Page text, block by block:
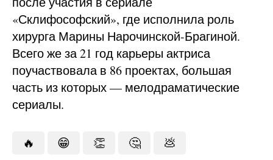
«Склифософский», где исполнила роль
хирурга Марины Нарочинской-Брагиной.
Всего же за 21 год карьеры актриса
поучаствовала в 86 проектах, большая
часть из которых — мелодраматические
сериалы.
🔥 😁 👏 🤔 💩